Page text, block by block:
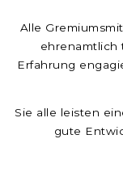
Alle
ehrenamtlich
Erfahrung
Sie alle leisten
gute